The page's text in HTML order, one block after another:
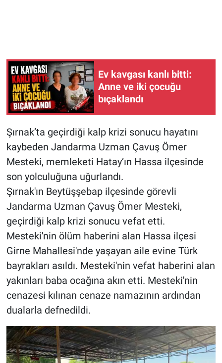
Ev kavgası kanlı bitti:
Anne ve iki çocuğu
bıçaklandı
Şırnak’ta geçirdiği kalp krizi sonucu hayatını
kaybeden Jandarma Uzman Çavuş Ömer
Mesteki, memleketi Hatay’ın Hassa ilçesinde
son yolculuğuna uğurlandı.
Şırnak'ın Beytüşşebap ilçesinde görevli
Jandarma Uzman Çavuş Ömer Mesteki,
geçirdiği kalp krizi sonucu vefat etti.
Mesteki'nin ölüm haberini alan Hassa ilçesi
Girne Mahallesi'nde yaşayan aile evine Türk
bayrakları asıldı. Mesteki'nin vefat haberini alan
yakınları baba ocağına akın etti. Mesteki'nin
cenazesi kılınan cenaze namazının ardından
dualarla defnedildi.